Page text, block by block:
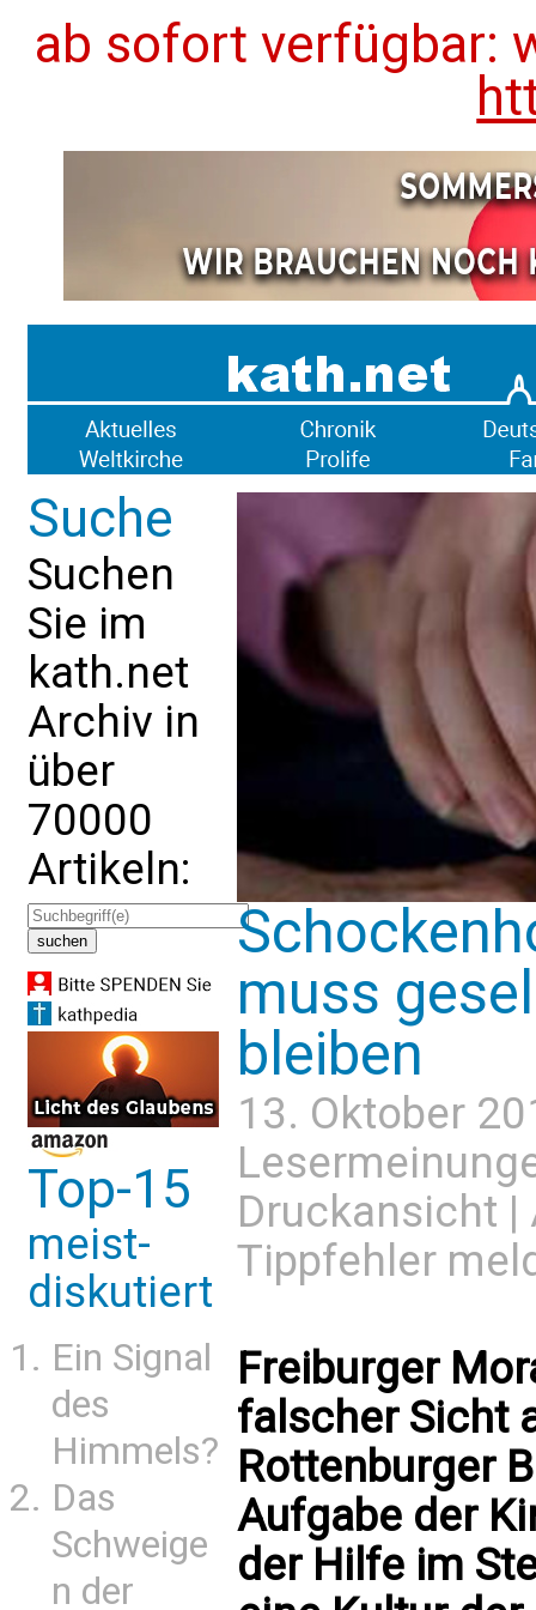
ab sofort verfügbar:
Suche
Suchen
Sie im
kath.net
Archiv in
über
70000
Artikeln:
Top-15
meist-
diskutiert
Ein Signal
des
Himmels?
Das
Schweige
n der
muss
bleiben
13. Oktober
Druckansicht |
Tippfehler
Freiburger
falscher Sicht
Rottenburger
Aufgabe der
der Hilfe im